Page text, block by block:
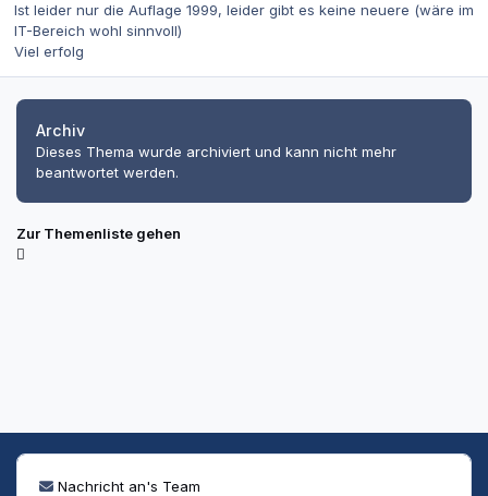
Ist leider nur die Auflage 1999, leider gibt es keine neuere (wäre im
IT-Bereich wohl sinnvoll)
Viel erfolg
Archiv
Dieses Thema wurde archiviert und kann nicht mehr
beantwortet werden.
Zur Themenliste gehen
Nachricht an's Team